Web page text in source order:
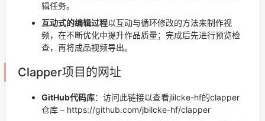
辑任务。
互动式的编辑过程以互动与循环修改的方法来制作视
频，在不断优化中提升作品质量；完成后先进行预览检
查，再将成品视频导出。
Clapper项目的网址
GitHub代码库：访问此链接以查看jlilcke-hf的clapper
仓库 – https://github.com/jbilcke-hf/clapper